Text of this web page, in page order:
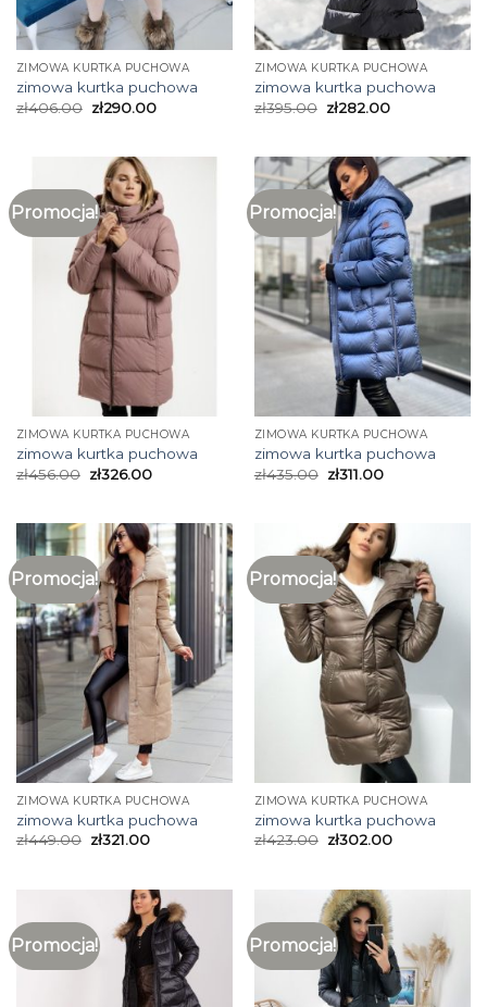
ZIMOWA KURTKA PUCHOWA
zimowa kurtka puchowa
zł406.00 zł290.00
ZIMOWA KURTKA PUCHOWA
zimowa kurtka puchowa
zł395.00 zł282.00
Promocja!
ZIMOWA KURTKA PUCHOWA
zimowa kurtka puchowa
zł456.00 zł326.00
Promocja!
ZIMOWA KURTKA PUCHOWA
zimowa kurtka puchowa
zł435.00 zł311.00
Promocja!
ZIMOWA KURTKA PUCHOWA
zimowa kurtka puchowa
zł449.00 zł321.00
Promocja!
ZIMOWA KURTKA PUCHOWA
zimowa kurtka puchowa
zł423.00 zł302.00
Promocja! Promocja!